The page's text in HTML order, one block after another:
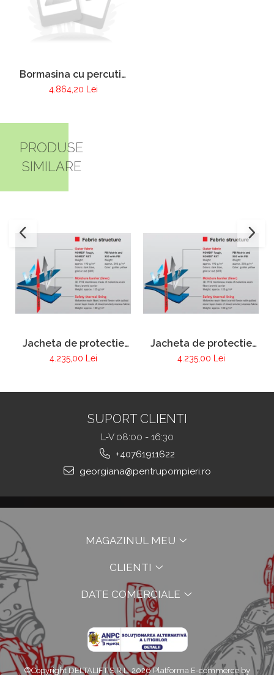
Bormasina cu percutie
alimentata cu baterie
tip M18 FPD2-502X
4.864,20 Lei
PRODUSE
SIMILARE
Jacheta de protectie
FIRE MAX 3 albastru
inchis, NOMEX®
4.235,00 Lei
Jacheta de protectie
FIRE MAX 3 galben,
NOMEX® Tought
4.235,00 Lei
SUPORT CLIENTI
L-V 08:00 - 16:30
+40761911622
georgiana@pentrupompieri.ro
MAGAZINUL MEU
CLIENTI
DATE COMERCIALE
©Copyright DELTALIFT S.R.L. 2026Platforma E-commerce by